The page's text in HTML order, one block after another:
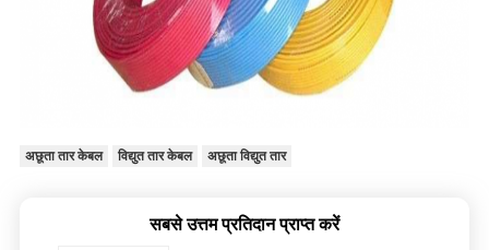
अछूता तार केबल विद्युत तार केबल अछूता विद्युत तार
सबसे उत्तम प्रतिदान प्राप्त करें